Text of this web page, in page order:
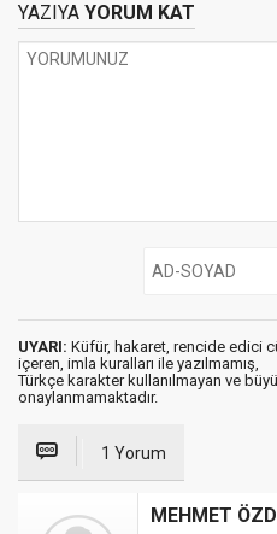
YAZIYA YORUM KAT
UYARI: Küfür, hakaret, rencide edici
içeren, imla kuralları ile yazılmamış,
Türkçe karakter kullanılmayan ve
onaylanmamaktadır.
1 Yorum
MEHMET